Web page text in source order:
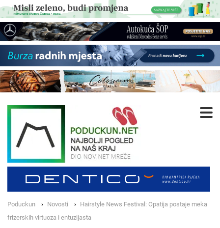
Poduckun Novosti
Hairstyle News Festival: Opatija postaje meka
frizerskih virtuoza i entuzijasta